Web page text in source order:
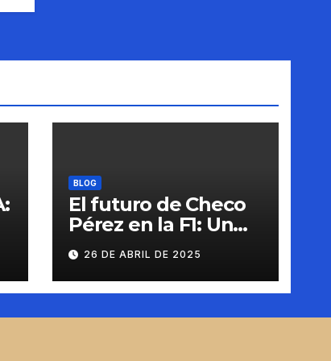
BLOG
El futuro de Checo
Pérez en la F1: Un
giro histórico con
Cadillac para 2026
26 DE ABRIL DE 2025